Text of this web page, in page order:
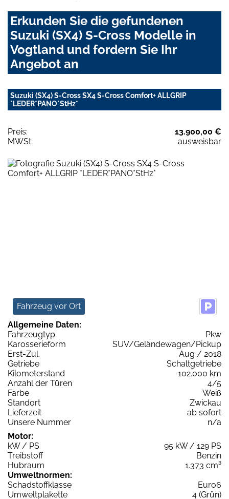
Erkunden Sie die gefundenen
Suzuki (SX4) S-Cross Modelle in
Vogtland und fordern Sie Ihr
Angebot an
Suzuki (SX4) S-Cross SX4 S-Cross Comfort+ ALLGRIP
*LEDER*PANO*StHz*
Preis:
13.900,00 €
MWSt:
ausweisbar
Fahrzeug vor Ort
Allgemeine Daten:
Fahrzeugtyp
Pkw
Karosserieform
SUV/Geländewagen/Pickup
Erst-Zul.
Aug / 2018
Getriebe
Schaltgetriebe
Kilometerstand
102.000 km
Anzahl der Türen
4/5
Farbe
Weiß
Standort
Zwickau
Lieferzeit
ab sofort
Unsere Nummer
n/a
Motor:
kW / PS
95 kW / 129 PS
Treibstoff
Benzin
Hubraum
1.373 cm³
Umweltnormen:
Schadstoffklasse
Euro6
Umweltplakette
4 (Grün)